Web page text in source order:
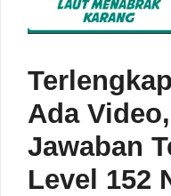
Ada
Jawaban
Level 152